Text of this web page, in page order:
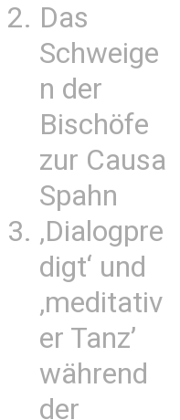
Das
Schweige
n der
Bischöfe
zur Causa
Spahn
‚Dialogpre
digt‘ und
‚meditativ
er Tanz’
während
der